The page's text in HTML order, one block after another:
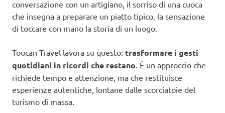
conversazione con un artigiano, il sorriso di una cuoca
che insegna a preparare un piatto tipico, la sensazione
di toccare con mano la storia di un luogo.
Toucan Travel lavora su questo: trasformare i gesti
quotidiani in ricordi che restano. È un approccio che
richiede tempo e attenzione, ma che restituisce
esperienze autentiche, lontane dalle scorciatoie del
turismo di massa.